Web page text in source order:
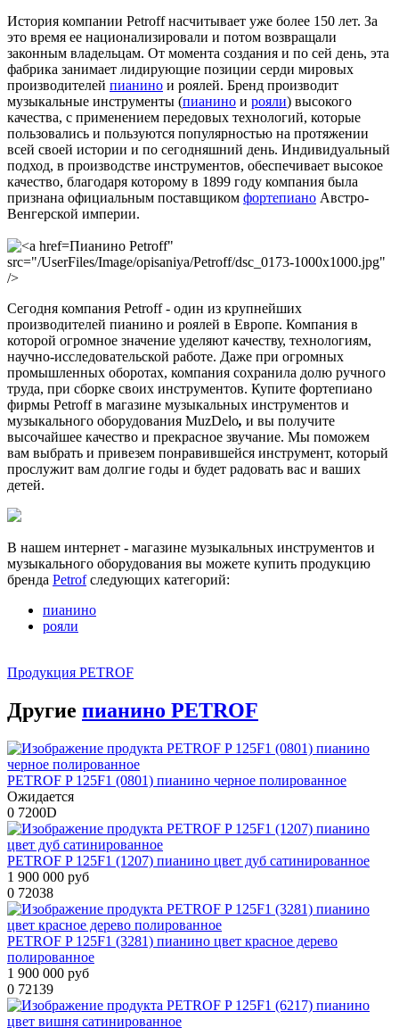
История компании Petroff насчитывает уже более 150 лет. За
это время ее национализировали и потом возвращали
законным владельцам. От момента создания и по сей день, эта
фабрика занимает лидирующие позиции серди мировых
производителей пианино и роялей. Бренд производит
музыкальные инструменты (пианино и рояли) высокого
качества, с применением передовых технологий, которые
пользовались и пользуются популярностью на протяжении
всей своей истории и по сегодняшний день. Индивидуальный
подход, в производстве инструментов, обеспечивает высокое
качество, благодаря которому в 1899 году компания была
признана официальным поставщиком фортепиано Австро-
Венгерской империи.
Пианино Petroff"
src="/UserFiles/Image/opisaniya/Petroff/dsc_0173-1000x1000.jpg"
/>
Сегодня компания Petroff - один из крупнейших
производителей пианино и роялей в Европе. Компания в
которой огромное значение уделяют качеству, технологиям,
научно-исследовательской работе. Даже при огромных
промышленных оборотах, компания сохранила долю ручного
труда, при сборке своих инструментов. Купите фортепиано
фирмы Petroff в магазине музыкальных инструментов и
музыкального оборудования MuzDelo, и вы получите
высочайшее качество и прекрасное звучание. Мы поможем
вам выбрать и привезем понравившейся инструмент, который
прослужит вам долгие годы и будет радовать вас и ваших
детей.
В нашем интернет - магазине музыкальных инструментов и
музыкального оборудования вы можете купить продукцию
бренда Petrofследующих категорий:
пианино
рояли
Продукция PETROF
Другие пианино PETROF
PETROF P 125F1 (0801) пианино черное полированное
Ожидается
0 7200D
PETROF P 125F1 (1207) пианино цвет дуб сатинированное
1 900 000 руб
0 72038
PETROF P 125F1 (3281) пианино цвет красное дерево
полированное
1 900 000 руб
0 72139